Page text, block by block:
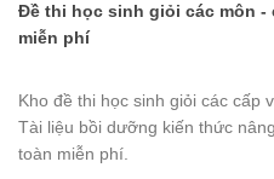
Đề thi học sinh giỏi các môn -
miễn phí
Kho đề thi học sinh giỏi các cấp
Tài liệu bồi dưỡng kiến thức
toàn miễn phí.